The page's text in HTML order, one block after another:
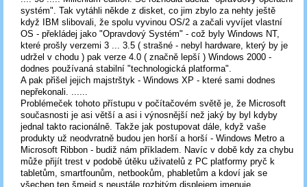
systém". Tak vytáhli někde z disket, co jim zbylo za nehty ještě
když IBM slibovali, že spolu vyvinou OS/2 a začali vyvíjet vlastní
OS - překládej jako "Opravdový Systém" - což byly Windows NT,
které prošly verzemi 3 ... 3.5 ( strašné - nebyl hardware, který by je
udržel v chodu ) pak verze 4.0 ( značně lepší ) Windows 2000 -
dodnes používaná stabilní "technologická platforma".
A pak přišel jejich majstrštyk - Windows XP - které sami dodnes
nepřekonali. ......
Problémeček tohoto přístupu v počítačovém světě je, že Microsoft
současnosti je asi větší a asi i výnosnější než jaký by byl kdyby
jednal takto racionálně. Takže jak postupovat dále, když vaše
produkty už neodvratně budou jen horší a horší - Windows Metro a
Microsoft Ribbon - budiž nám příkladem. Navíc v době kdy za chybu
může přijít trest v podobě útěku uživatelů z PC platformy pryč k
tabletům, smartfounům, netbookům, phabletům a kdoví jak se
všechen ten šmejd s neustále rozbitým displejem jmenuje.